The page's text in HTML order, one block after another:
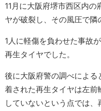
11月に大阪府堺市西区内の
ヤが破裂し、その風圧で隣
1人に軽傷を負わせた事故
再生タイヤでした。
後に大阪府警の調べによ
着された再生タイヤは左
していないという点では